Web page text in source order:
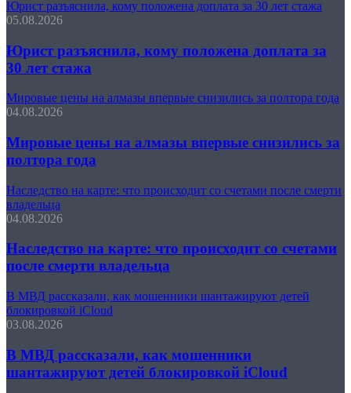
Юрист разъяснила, кому положена доплата за 30 лет стажа
05.08.2026
Юрист разъяснила, кому положена доплата за
30 лет стажа
Мировые цены на алмазы впервые снизились за полтора года
04.08.2026
Мировые цены на алмазы впервые снизились за
полтора года
Наследство на карте: что происходит со счетами после смерти
владельца
04.08.2026
Наследство на карте: что происходит со счетами
после смерти владельца
В МВД рассказали, как мошенники шантажируют детей
блокировкой iCloud
03.08.2026
В МВД рассказали, как мошенники
шантажируют детей блокировкой iCloud